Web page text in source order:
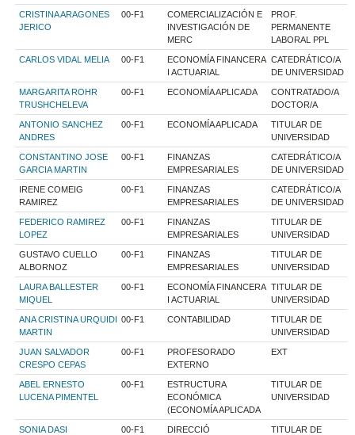
CRISTINA ARAGONES
JERICO
00-F1
COMERCIALIZACIÓN E
INVESTIGACIÓN DE
MERC
PROF.
PERMANENTE
LABORAL PPL
CARLOS VIDAL MELIA 00-F1
ECONOMÍA FINANCERA
I ACTUARIAL
CATEDRÁTICO/A
DE UNIVERSIDAD
MARGARITA ROHR
TRUSHCHELEVA
00-F1 ECONOMÍA APLICADA
CONTRATADO/A
DOCTOR/A
ANTONIO SANCHEZ
ANDRES
00-F1 ECONOMÍA APLICADA
TITULAR DE
UNIVERSIDAD
CONSTANTINO JOSE
GARCIA MARTIN
00-F1
FINANZAS
EMPRESARIALES
CATEDRÁTICO/A
DE UNIVERSIDAD
IRENE COMEIG
RAMIREZ
00-F1
FINANZAS
EMPRESARIALES
CATEDRÁTICO/A
DE UNIVERSIDAD
FEDERICO RAMIREZ
LOPEZ
00-F1
FINANZAS
EMPRESARIALES
TITULAR DE
UNIVERSIDAD
GUSTAVO CUELLO
ALBORNOZ
00-F1
FINANZAS
EMPRESARIALES
TITULAR DE
UNIVERSIDAD
LAURA BALLESTER
MIQUEL
00-F1
ECONOMÍA FINANCERA
I ACTUARIAL
TITULAR DE
UNIVERSIDAD
ANA CRISTINA URQUIDI
MARTIN
00-F1 CONTABILIDAD
TITULAR DE
UNIVERSIDAD
JUAN SALVADOR
CRESPO CEPAS
00-F1
PROFESORADO
EXTERNO
EXT
ABEL ERNESTO
LUCENA PIMENTEL
00-F1
ESTRUCTURA
ECONÓMICA
(ECONOMÍA APLICADA
TITULAR DE
UNIVERSIDAD
SONIA DASI 00-F1 DIRECCIÓ TITULAR DE